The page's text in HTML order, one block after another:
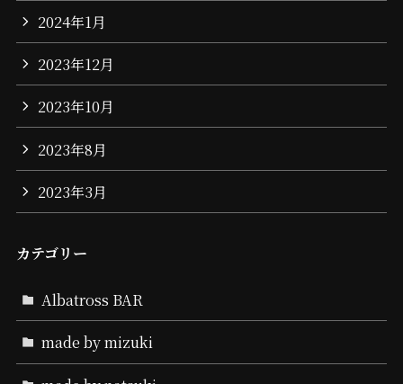
2024年1月
2023年12月
2023年10月
2023年8月
2023年3月
カテゴリー
Albatross BAR
made by mizuki